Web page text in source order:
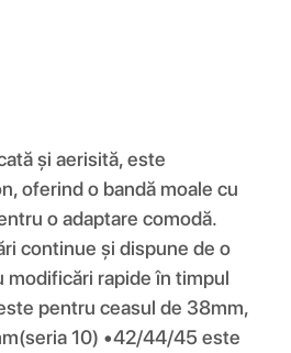
și aerisită, este
oferind o bandă moale cu
o adaptare comodă.
continue și dispune de o
modificări rapide în timpul
pentru ceasul de 38mm,
10) •42/44/45 este